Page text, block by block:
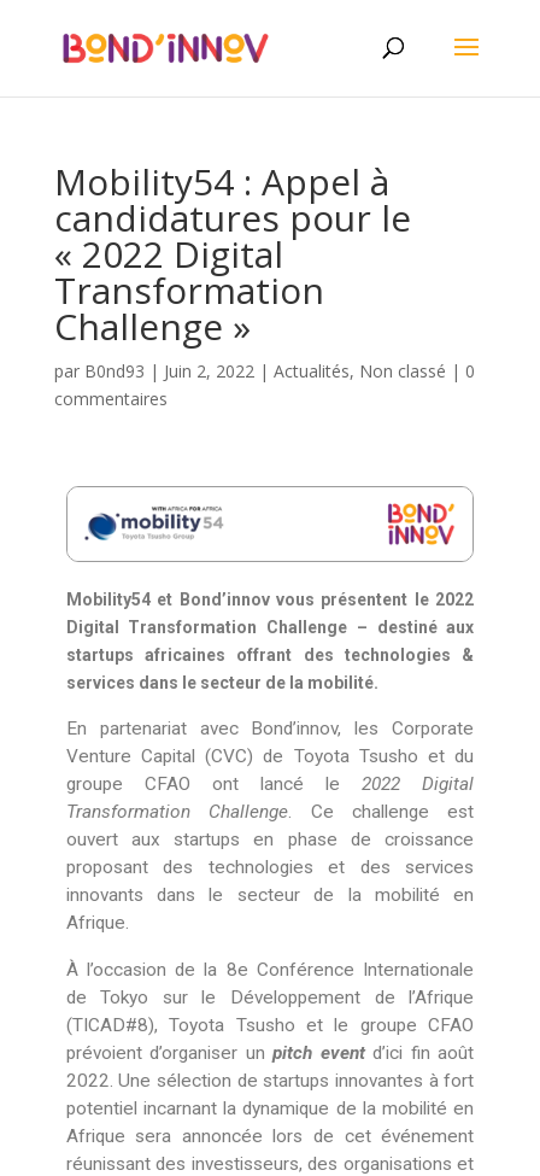
Mobility54 : Appel à
candidatures pour le
« 2022 Digital
Transformation
Challenge »
par B0nd93 | Juin 2, 2022| Actualités, Non classé | 0
commentaires
Mobility54 et Bond’innov vous présentent le 2022
Digital Transformation Challenge – destiné aux
startups africaines offrant des technologies &
services dans le secteur de la mobilité.
En partenariat avec Bond’innov, les Corporate
Venture Capital (CVC) de Toyota Tsusho et du
groupe CFAO ont lancé le2022 Digital
Transformation Challenge. Ce challenge est
ouvert aux startups en phase de croissance
proposant des technologies et des services
innovants dans le secteur de la mobilité en
Afrique.
À l’occasion de la 8e Conférence Internationale
de Tokyo sur le Développement de l’Afrique
(TICAD#8), Toyota Tsusho et le groupe CFAO
prévoient d’organiser unpitch eventd’ici fin août
2022. Une sélection de startups innovantes à fort
potentiel incarnant la dynamique de la mobilité en
Afrique sera annoncée lors de cet événement
réunissant des investisseurs, des organisations et